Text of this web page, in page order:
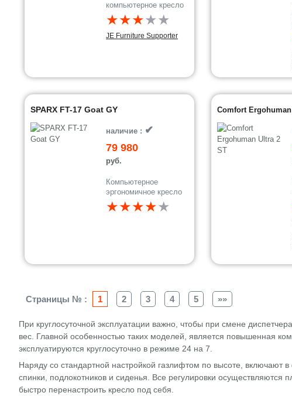
компьютерное кресло
★★★★★
JE Furniture Supporter
SPARX FT-17 Goat GY
наличие : ✔
79 980
руб.
Компьютерное
эргономичное кресло
★★★★★
Comfort
Страницы № : 1 2 3 4 5 »»
При круглосуточной эксплуатации важно, чтобы при смене
вес. Главной особенностью таких моделей, является повышенная
эксплуатируются круглосуточно в режиме 24 на 7.
Наряду со стандартной настройкой газлифтом по высоте, включают
спинки, подлокотников и сиденья. Все регулировки
быстро перенастроить кресло под себя.